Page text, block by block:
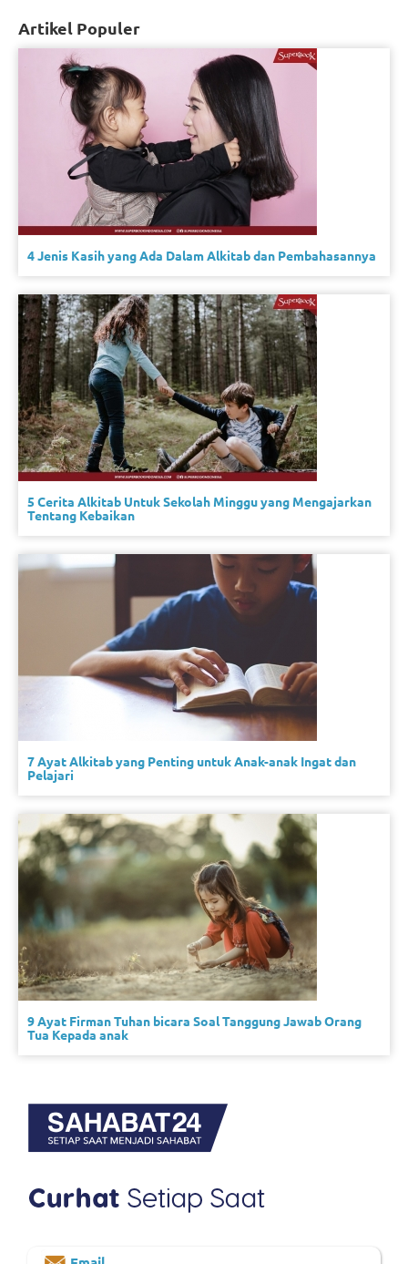
Artikel Populer
4 Jenis Kasih yang Ada Dalam Alkitab dan Pembahasannya
5 Cerita Alkitab Untuk Sekolah Minggu yang Mengajarkan
Tentang Kebaikan
7 Ayat Alkitab yang Penting untuk Anak-anak Ingat dan
Pelajari
9 Ayat Firman Tuhan bicara Soal Tanggung Jawab Orang
Tua Kepada anak